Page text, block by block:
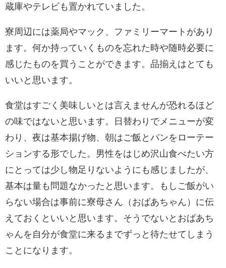
蔵庫やテレビも置かれていました。
寮周辺には薬局やマック、ファミリーマートがあり
ます。何か持っていくものを忘れた時や随時必要に
感じたものを買うことができます。品揃えはとても
いいと思います。
食堂はすごく美味しいとは言えませんが恐れるほど
の味ではないと思います。日替わりでメニューが変
わり、夜は基本揚げ物、朝はご飯とパンをローテー
ションする形でした。男性をはじめ沢山食べたい方
にとっては少し物足りないようにも感じましたが、
基本は量も問題なかったと思います。もしご飯がい
らない場合は事前に寮母さん（おばあちゃん）に伝
えておくといいと思います。そうでないとおばあち
ゃんを自分が食堂に来るまでずっと待たせてしまう
ことになります。